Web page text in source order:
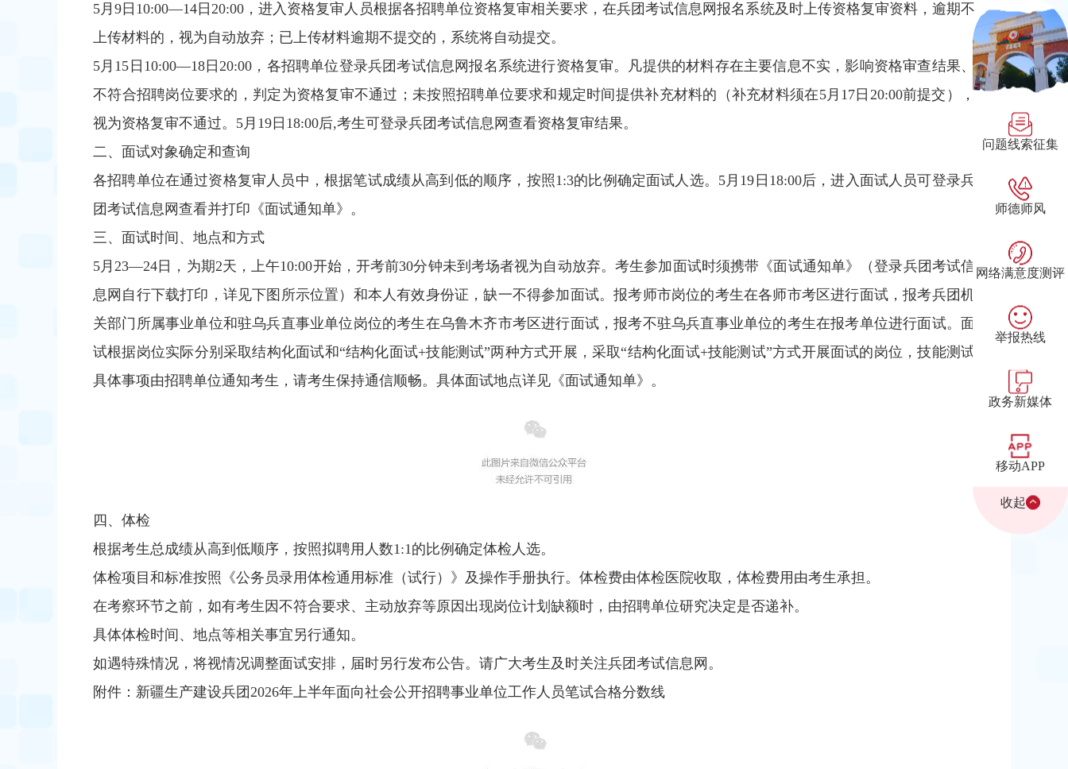
5月9日10:00—14日20:00，进入资格复审人员根据各招聘单位资格复审相关要求，在兵团考试信息网报名系统及时上传资格复审资料，逾期不
上传材料的，视为自动放弃；已上传材料逾期不提交的，系统将自动提交。
5月15日10:00—18日20:00，各招聘单位登录兵团考试信息网报名系统进行资格复审。凡提供的材料存在主要信息不实，影响资格审查结果、
不符合招聘岗位要求的，判定为资格复审不通过；未按照招聘单位要求和规定时间提供补充材料的（补充材料须在5月17日20:00前提交），
视为资格复审不通过。5月19日18:00后,考生可登录兵团考试信息网查看资格复审结果。
二、面试对象确定和查询
各招聘单位在通过资格复审人员中，根据笔试成绩从高到低的顺序，按照1:3的比例确定面试人选。5月19日18:00后，进入面试人员可登录兵
团考试信息网查看并打印《面试通知单》。
三、面试时间、地点和方式
5月23—24日，为期2天，上午10:00开始，开考前30分钟未到考场者视为自动放弃。考生参加面试时须携带《面试通知单》（登录兵团考试信
息网自行下载打印，详见下图所示位置）和本人有效身份证，缺一不得参加面试。报考师市岗位的考生在各师市考区进行面试，报考兵团机
关部门所属事业单位和驻乌兵直事业单位岗位的考生在乌鲁木齐市考区进行面试，报考不驻乌兵直事业单位的考生在报考单位进行面试。面
试根据岗位实际分别采取结构化面试和“结构化面试+技能测试”两种方式开展，采取“结构化面试+技能测试”方式开展面试的岗位，技能测试
具体事项由招聘单位通知考生，请考生保持通信顺畅。具体面试地点详见《面试通知单》。
四、体检
根据考生总成绩从高到低顺序，按照拟聘用人数1:1的比例确定体检人选。
体检项目和标准按照《公务员录用体检通用标准（试行）》及操作手册执行。体检费由体检医院收取，体检费用由考生承担。
在考察环节之前，如有考生因不符合要求、主动放弃等原因出现岗位计划缺额时，由招聘单位研究决定是否递补。
具体体检时间、地点等相关事宜另行通知。
如遇特殊情况，将视情况调整面试安排，届时另行发布公告。请广大考生及时关注兵团考试信息网。
附件：新疆生产建设兵团2026年上半年面向社会公开招聘事业单位工作人员笔试合格分数线
问题线索征集
师德师风
网络满意度测评
举报热线
政务新媒体
移动APP
收起